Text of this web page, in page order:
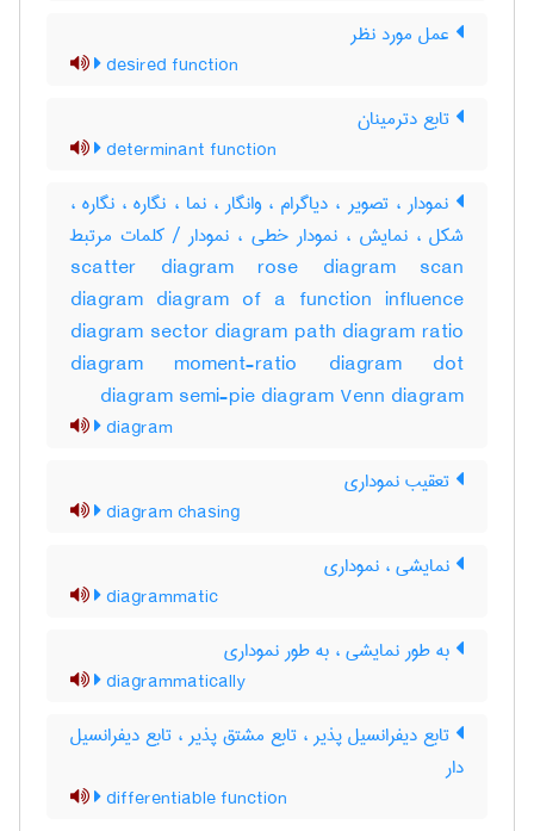
عمل مورد نظر
desired function
تابع دترمینان
determinant function
نمودار ، تصویر ، دیاگرام ، وانگار ، نما ، نگاره ، ‌نگاره ،
شکل ، نمایش ، نمودار خطی ، نمودار / کلمات مرتبط
scatter diagram rose diagram scan
diagram diagram of a function influence
diagram sector diagram path diagram ratio
diagram moment-ratio diagram dot
diagram semi-pie diagram Venn diagram
diagram
تعقیب نموداری
diagram chasing
نمایشی ، نموداری
diagrammatic
به طور نمایشی ، به طور نموداری
diagrammatically
تابع دیفرانسیل پذیر ، تابع مشتق پذیر ، تابع دیفرانسیل
دار
differentiable function